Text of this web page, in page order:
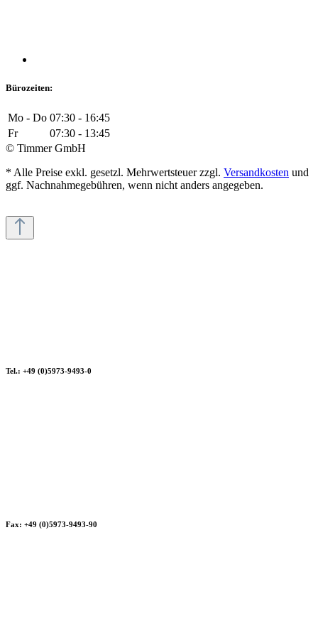
Bürozeiten:
Mo - Do 07:30 - 16:45
Fr
07:30 - 13:45
© Timmer GmbH
* Alle Preise exkl. gesetzl. Mehrwertsteuer zzgl. Versandkosten und
ggf. Nachnahmegebühren, wenn nicht anders angegeben.
Tel.: +49 (0)5973-9493-0
Fax: +49 (0)5973-9493-90